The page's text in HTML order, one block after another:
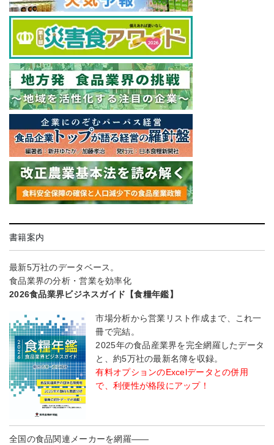
書籍案内
最新5万社のデータベース。
食品業界の分析・営業を効率化
2026食品業界ビジネスガイド【食糧年鑑】
市場分析から営業リスト作成まで、これ一
冊で完結。
2025年の食品産業界を完全網羅したデータ
と、約5万社の最新名簿を収録。
有料オプションのExcelデータとの併用
で、利便性が格段にアップ！
全国の食品関連メーカーを網羅――